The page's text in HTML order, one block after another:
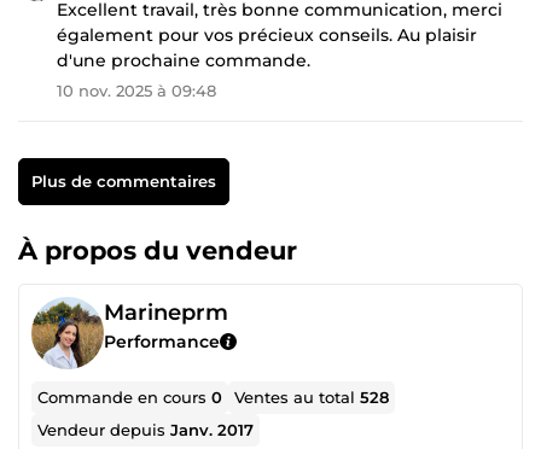
Excellent travail, très bonne communication, merci
également pour vos précieux conseils. Au plaisir
d'une prochaine commande.
10 nov. 2025 à 09:48
Plus de commentaires
À propos du vendeur
Marineprm
Performance
Commande en cours0 Ventes au total528
Vendeur depuisJanv. 2017